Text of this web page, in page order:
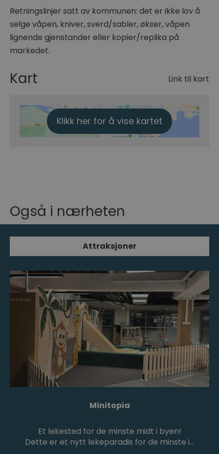
Retningslinjer satt av kommunen: det er ikke lov å
selge våpen, kniver, sverd/sabler, økser, våpen
lignende gjenstander eller kopier/replika på
markedet.
Kart Link til kart
Klikk her for å vise kartet
Også i nærheten
Attraksjoner
Minitopia
Et lekested for de minste midt i byen!
Dette er et nytt lekeparadis for de minste i…